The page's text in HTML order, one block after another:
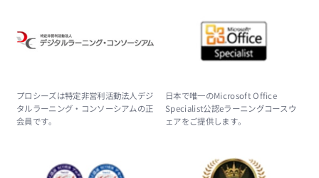
プロシーズは特定非営利活動法人デジ
タルラーニング・コンソーシアムの正
会員です。
日本で唯一のMicrosoft Office
Specialist公認eラーニングコースウ
ェアをご提供します。